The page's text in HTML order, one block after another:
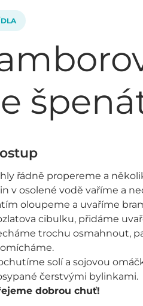
řádně propereme a
v osolené vodě vaříme a
oloupeme a uvaříme
cibulku, přidáme
trochu osmahnout,
solí a sojovou
čerstvými bylinkami.
dobrou chuť!